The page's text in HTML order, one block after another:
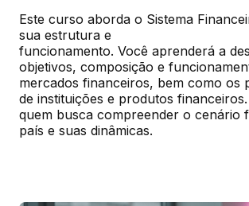
Este curso aborda o Sistema
sua estrutura e
funcionamento. Você aprenderá a
objetivos, composição e
mercados financeiros, bem como os
de instituições e produtos
quem busca compreender o cenário
país e suas dinâmicas.